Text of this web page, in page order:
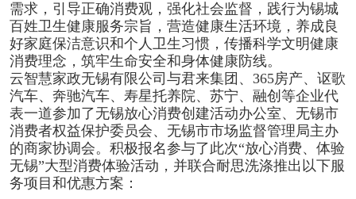
需求，引导正确消费观，强化社会监督，践行为锡城
百姓卫生健康服务宗旨，营造健康生活环境，养成良
好家庭保洁意识和个人卫生习惯，传播科学文明健康
消费理念，筑牢生命安全和身体健康防线。
云智慧家政无锡有限公司与君来集团、365房产、讴歌
汽车、奔驰汽车、寿星托养院、苏宁、融创等企业代
表一道参加了无锡放心消费创建活动办公室、无锡市
消费者权益保护委员会、无锡市市场监督管理局主办
的商家协调会。积极报名参与了此次“放心消费、体验
无锡”大型消费体验活动，并联合耐思洗涤推出以下服
务项目和优惠方案：